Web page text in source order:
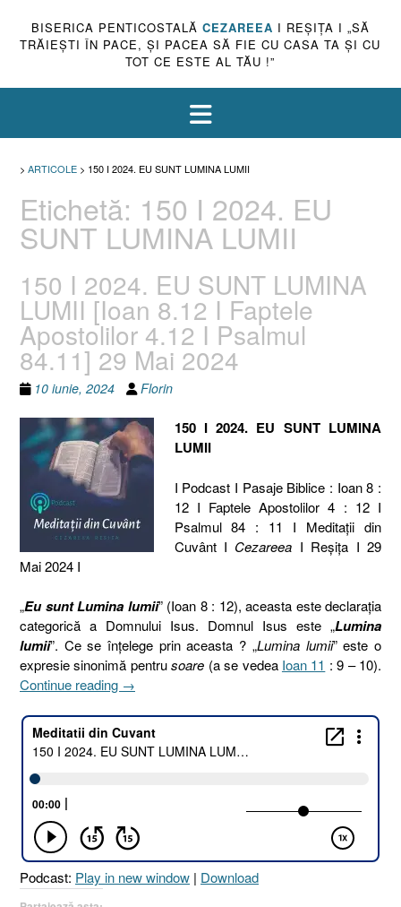
BISERICA PENTICOSTALĂ CEZAREEA I REŞIŢA I „SĂ
TRĂIEŞTI ÎN PACE, ŞI PACEA SĂ FIE CU CASA TA ŞI CU
TOT CE ESTE AL TĂU !”
> ARTICOLE > 150 I 2024. EU SUNT LUMINA LUMII
Etichetă: 150 I 2024. EU
SUNT LUMINA LUMII
150 I 2024. EU SUNT LUMINA
LUMII [Ioan 8.12 I Faptele
Apostolilor 4.12 I Psalmul
84.11] 29 Mai 2024
10 iunie, 2024 Florin
150 I 2024. EU SUNT LUMINA
LUMII
I Podcast I Pasaje Biblice : Ioan 8 :
12 I Faptele Apostolilor 4 : 12 I
Psalmul 84 : 11 I Meditaţii din
Cuvânt I Cezareea I Reşiţa I 29
Mai 2024 I
„Eu sunt Lumina lumii” (Ioan 8 : 12), aceasta este declarația
categorică a Domnului Isus. Domnul Isus este „Lumina
lumii”. Ce se înțelege prin aceasta ? „Lumina lumii” este o
expresie sinonimă pentrusoare (a se vedea Ioan 11 : 9 – 10).
Continue reading „150
2024.
EU
SUNT
8.12
I
Faptele
→
Podcast: Play in new window | Download